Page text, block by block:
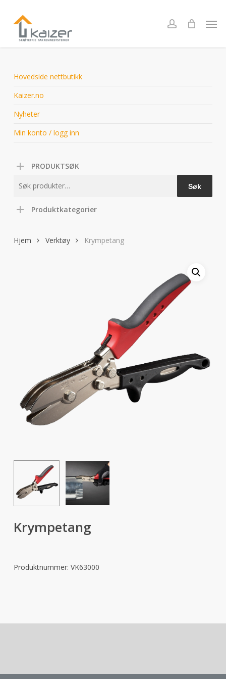
main
content
account
Hovedside nettbutikk
Kaizer.no
Nyheter
Min konto / logg inn
PRODUKTSØK
etter:
Søk
Produktkategorier
Hjem Verktøy Krympetang
Krympetang
Produktnummer: VK63000